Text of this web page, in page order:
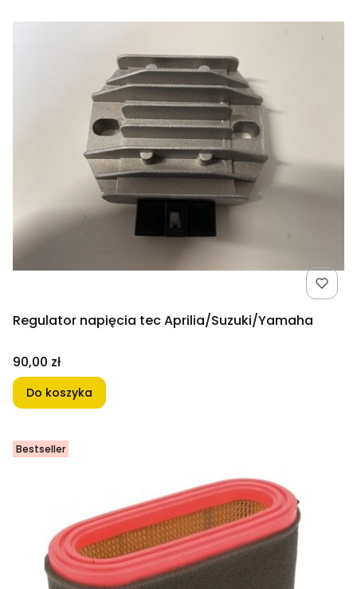
Regulator napięcia tec Aprilia/Suzuki/Yamaha
Cena
90,00 zł
Do koszyka
Bestseller